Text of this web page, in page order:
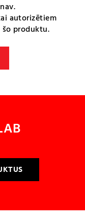
autorizētiem
produktu.